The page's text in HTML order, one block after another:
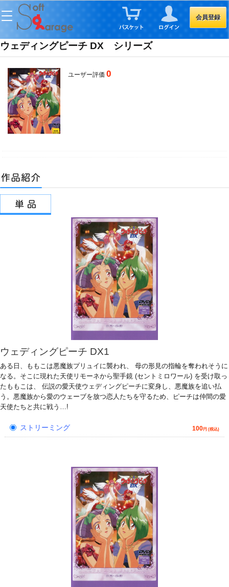
会員登録
ウェディングピーチ DX シリーズ
ユーザー評価0
ウェディングピーチ DX1
ある日、ももこは悪魔族プリュイに襲われ、 母の形見の指輪を奪われそうに
なる。そこに現れた天使リモーネから聖手鏡 (セントミロワール) を受け取っ
たももこは、 伝説の愛天使ウェディングピーチに変身し、悪魔族を追い払
う。悪魔族から愛のウェーブを放つ恋人たちを守るため、ピーチは仲間の愛
天使たちと共に戦う…!
ストリーミング 100円 (税込)